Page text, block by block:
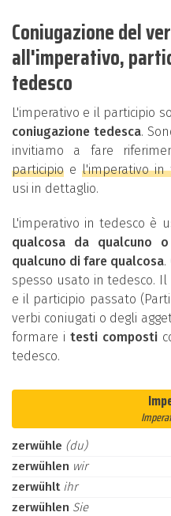
Coniugazione del
all'imperativo,
tedesco
L'imperativo e il participio
coniugazione tedesca.
invitiamo a fare
participio e l'imperativo in
usi in dettaglio.
L'imperativo in tedesco è
qualcosa da qualcuno
qualcuno di fare qualcosa.
spesso usato in tedesco.
e il participio passato
verbi coniugati o degli
formare itesti composti
tedesco.
zerwühle (du)
zerwühlen wir
zerwühlt ihr
zerwühlen Sie